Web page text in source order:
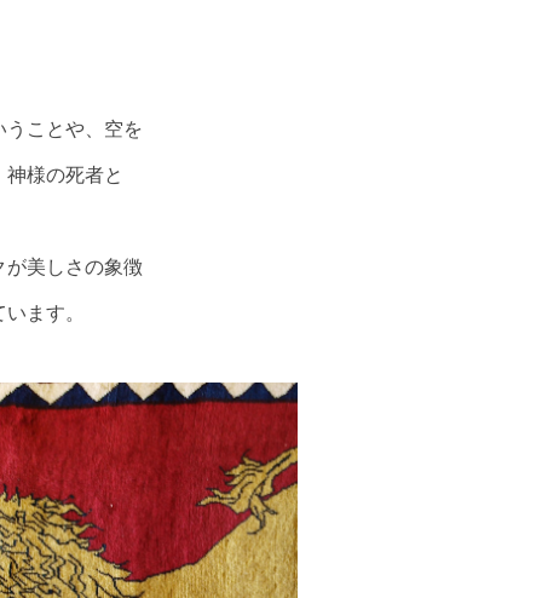
ことや、空を
様の死者と
が美しさの象徴
ます。